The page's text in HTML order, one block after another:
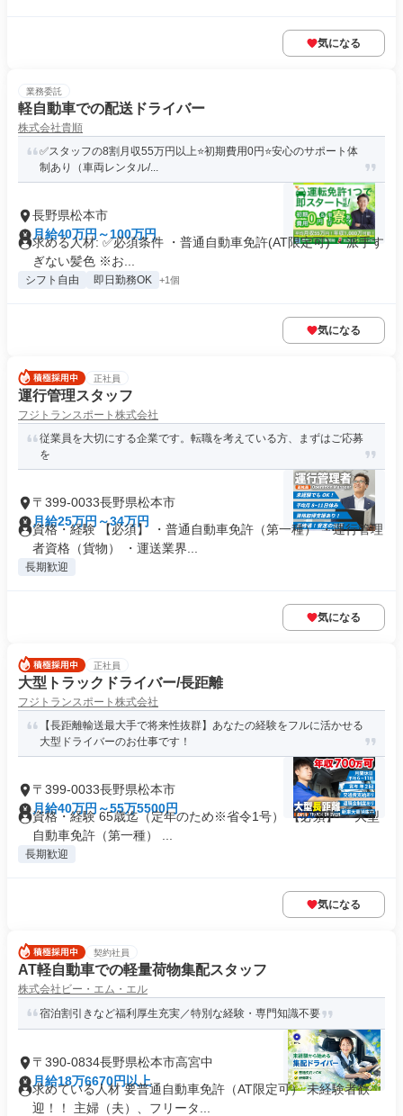
気になる
業務委託
軽自動車での配送ドライバー
株式会社貴順
✅スタッフの8割月収55万円以上⭐️初期費用0円⭐️安心のサポート体
制あり（車両レンタル/...
長野県松本市
月給40万円～100万円
求める人材: ✅️必須条件 ・普通自動車免許(AT限定可) ・派手す
ぎない髪色 ※お...
シフト自由 即日勤務OK +1個
気になる
正社員
運行管理スタッフ
フジトランスポート株式会社
従業員を大切にする企業です。転職を考えている方、まずはご応募
を
〒399-0033長野県松本市
月給25万円～34万円
資格・経験 【必須】 ・普通自動車免許（第一種） ・運行管理
者資格（貨物） ・運送業界...
長期歓迎
気になる
正社員
大型トラックドライバー/長距離
フジトランスポート株式会社
【長距離輸送最大手で将来性抜群】あなたの経験をフルに活かせる
大型ドライバーのお仕事です！
〒399-0033長野県松本市
月給40万円～55万5500円
資格・経験 65歳迄（定年のため※省令1号） 【必須】 ・大型
自動車免許（第一種） ...
長期歓迎
気になる
契約社員
AT軽自動車での軽量荷物集配スタッフ
株式会社ビー・エム・エル
宿泊割引きなど福利厚生充実／特別な経験・専門知識不要
〒390-0834長野県松本市高宮中
月給18万6670円以上
求めている人材 要普通自動車免許（AT限定可） 未経験者歓
迎！！ 主婦（夫）、フリータ...